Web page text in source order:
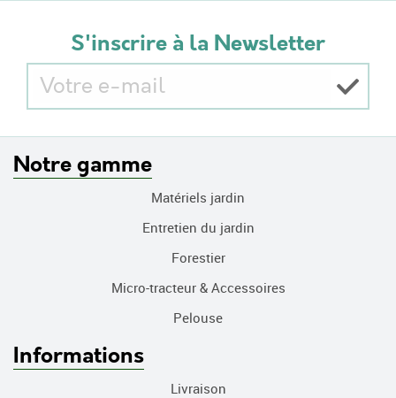
S'inscrire à la Newsletter
Notre gamme
Matériels jardin
Entretien du jardin
Forestier
Micro-tracteur & Accessoires
Pelouse
Informations
Livraison